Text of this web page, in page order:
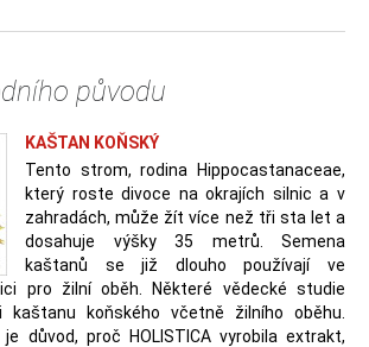
původu
KAŠTAN KOŇSKÝ
Tento strom, rodina Hippocastanaceae,
který roste divoce na okrajích silnic a v
zahradách, může žít více než tři sta let a
dosahuje výšky 35 metrů. Semena
kaštanů se již dlouho používají ve
pro žilní oběh. Některé vědecké studie
kaštanu koňského včetně žilního oběhu.
důvod, proč HOLISTICA vyrobila extrakt,